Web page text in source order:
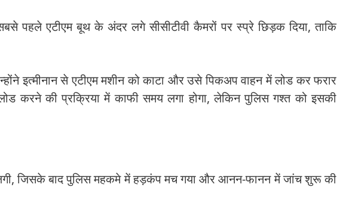
पहले एटीएम बूथ के अंदर लगे सीसीटीवी कैमरों पर स्प्रे छिड़क दिया, ताकि
इत्मीनान से एटीएम मशीन को काटा और उसे पिकअप वाहन में लोड कर फरार
करने की प्रक्रिया में काफी समय लगा होगा, लेकिन पुलिस गश्त को इसकी
लगी, जिसके बाद पुलिस महकमे में हड़कंप मच गया और आनन-फानन में जांच शुरू की